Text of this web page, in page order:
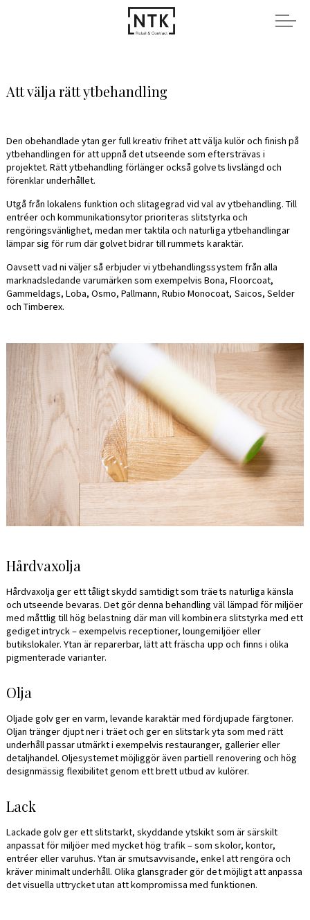
Att välja rätt ytbehandling
Den obehandlade ytan ger full kreativ frihet att välja kulör och finish på
ytbehandlingen för att uppnå det utseende som eftersträvas i
projektet. Rätt ytbehandling förlänger också golvets livslängd och
förenklar underhållet.
Utgå från lokalens funktion och slitagegrad vid val av ytbehandling. Till
entréer och kommunikationsytor prioriteras slitstyrka och
rengöringsvänlighet, medan mer taktila och naturliga ytbehandlingar
lämpar sig för rum där golvet bidrar till rummets karaktär.
Oavsett vad ni väljer så erbjuder vi ytbehandlingssystem från alla
marknadsledande varumärken som exempelvis Bona, Floorcoat,
Gammeldags, Loba, Osmo, Pallmann, Rubio Monocoat, Saicos, Selder
och Timberex.
Hårdvaxolja
Hårdvaxolja ger ett tåligt skydd samtidigt som träets naturliga känsla
och utseende bevaras. Det gör denna behandling väl lämpad för miljöer
med måttlig till hög belastning där man vill kombinera slitstyrka med ett
gediget intryck – exempelvis receptioner, loungemiljöer eller
butikslokaler. Ytan är reparerbar, lätt att fräscha upp och finns i olika
pigmenterade varianter.
Olja
Oljade golv ger en varm, levande karaktär med fördjupade färgtoner.
Oljan tränger djupt ner i träet och ger en slitstark yta som med rätt
underhåll passar utmärkt i exempelvis restauranger, gallerier eller
detaljhandel. Oljesystemet möjliggör även partiell renovering och hög
designmässig flexibilitet genom ett brett utbud av kulörer.
Lack
Lackade golv ger ett slitstarkt, skyddande ytskikt som är särskilt
anpassat för miljöer med mycket hög trafik – som skolor, kontor,
entréer eller varuhus. Ytan är smutsavvisande, enkel att rengöra och
kräver minimalt underhåll. Olika glansgrader gör det möjligt att anpassa
det visuella uttrycket utan att kompromissa med funktionen.